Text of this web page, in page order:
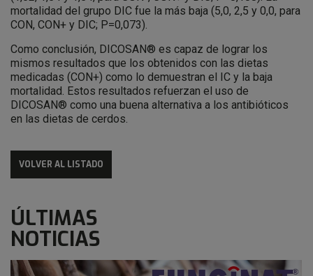
mortalidad del grupo DIC fue la más baja (5,0, 2,5 y 0,0, para
CON, CON+ y DIC; P=0,073).
Como conclusión, DICOSAN® es capaz de lograr los
mismos resultados que los obtenidos con las dietas
medicadas (CON+) como lo demuestran el IC y la baja
mortalidad. Estos resultados refuerzan el uso de
DICOSAN® como una buena alternativa a los antibióticos
en las dietas de cerdos.
VOLVER AL LISTADO
ÚLTIMAS
NOTICIAS